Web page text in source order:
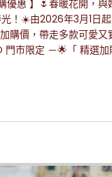
優惠 】🌷春暖花開，
！☀️由2026年3月1日
購價，帶走多款可愛又
市限定 －🌟「 精選加